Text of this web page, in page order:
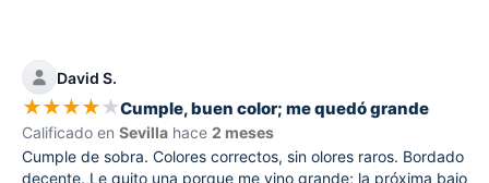
David S.
★★★★★Cumple, buen color; me quedó grande
Calificado en Sevilla hace 2 meses
Cumple de sobra. Colores correctos, sin olores raros. Bordado
decente. Le quito una porque me vino grande; la próxima bajo